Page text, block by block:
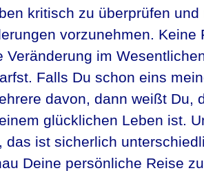
kritisch zu überprüfen
vorzunehmen. Keine
im
Falls Du schon eins
davon, dann weißt Du,
glücklichen Leben ist.
ist sicherlich
Deine persönliche Reise